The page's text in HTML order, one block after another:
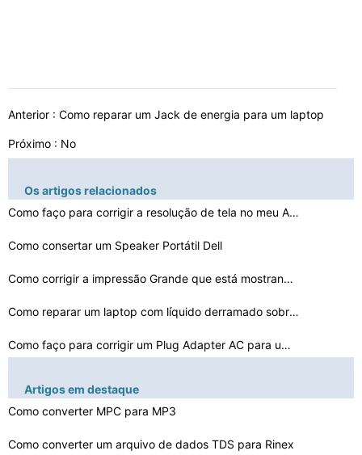
Anterior : Como reparar um Jack de energia para um laptop
Próximo : No
Os artigos relacionados
Como faço para corrigir a resolução de tela no meu A…
Como consertar um Speaker Portátil Dell
Como corrigir a impressão Grande que está mostrando n…
Como reparar um laptop com líquido derramado sobre o t…
Como faço para corrigir um Plug Adapter AC para um Lap…
Como consertar uma chave Laptop solto
Como consertar a barra de espaços em um Laptop Dell
Artigos em destaque
Como converter MPC para MP3
Como converter um arquivo de dados TDS para Rinex